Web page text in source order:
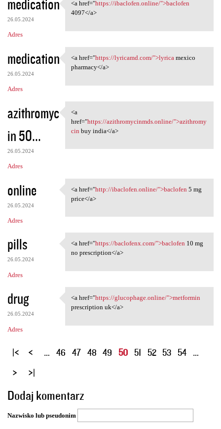
medication
26.05.2024
Adres
<a href="https://ibaclofen
<a href="https://ibaclofen.online/">baclofen
4097</a>
medication
26.05.2024
Adres
<a href="https://lyricamd.com
<a href="https://lyricamd.com/">lyrica mexico
pharmacy</a>
azithromyc
in 50...
26.05.2024
Adres
<a href="https:/
<a
href="https://azithromycinmds.online/">azithromy
cin buy india</a>
online
26.05.2024
Adres
<a href="http://ibaclofen
<a href="http://ibaclofen.online/">baclofen 5 mg
price</a>
pills
26.05.2024
Adres
<a href="https://baclofenx
<a href="https://baclofenx.com/">baclofen 10 mg
no prescription</a>
drug
26.05.2024
Adres
<a href="https://glucophage
<a href="https://glucophage.online/">metformin
prescription uk</a>
S
o
n
y
… 46 47 48 49 50 51 52 53 54 …
Dodaj komentarz
Nazwisko lub pseudonim